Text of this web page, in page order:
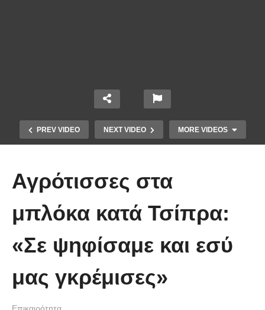
PREV VIDEO NEXT VIDEO MORE VIDEOS
πρώτη στιγμή και συγκίνησε το
νοηματική με ένα μικρό κορίτσι
Αγρότισσες στα
μπλόκα κατά Τσίπρα:
«Σε ψηφίσαμε και εσύ
μας γκρέμισες»